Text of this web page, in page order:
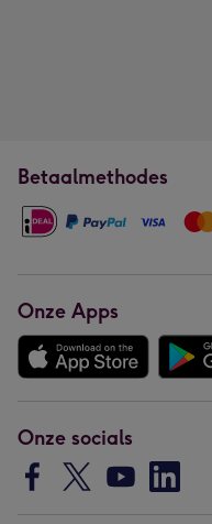
Betaalmethodes
Onze Apps
Onze socials